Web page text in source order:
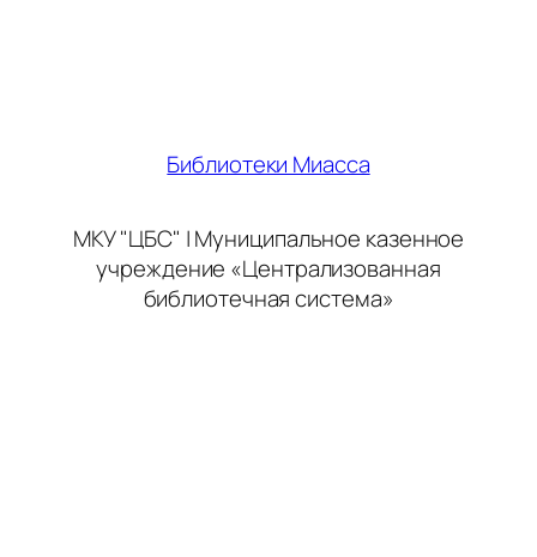
Библиотеки Миасса
МКУ "ЦБС" | Муниципальное казенное
учреждение «Централизованная
библиотечная система»